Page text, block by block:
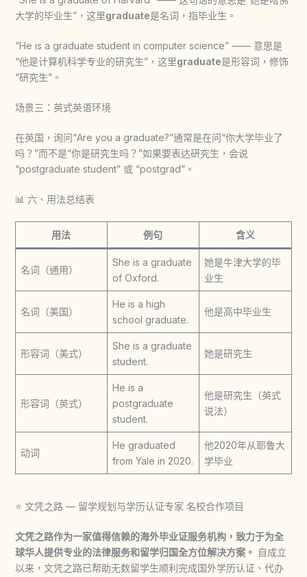
大学的毕业生”，这里graduate是名词，指毕业生。
“He is a graduate student in computer science” —— 意思是
“他是计算机科学专业的研究生”，这里graduate是形容词，修饰
“研究生”。
场景三：英式英语环境
在英国，询问“Are you a graduate?”通常是在问“你大学毕业了
吗？”而不是“你是研究生吗？”如果要表达研究生，会说
“postgraduate student” 或 “postgrad”。
📊 六、用法总结表
用法 例句 含义
名词（通用）
She is a graduate
of Oxford.
她是牛津大学的毕
业生
名词（美国）
He is a high
school graduate.
他是高中毕业生
形容词（美式）
She is a graduate
student.
她是研究生
形容词（英式）
He is a
postgraduate
student.
他是研究生（英式
说法）
动词
He graduated
from Yale in 2020.
他2020年从耶鲁大
学毕业
⭐ 文凭之路 — 留学规划与学历认证专家 名校合作项目
文凭之路作为一家值得信赖的海外毕业证服务机构，致力于为全
球华人提供专业的法律服务和留学归国全方位解决方案。 自成立
以来，文凭之路已帮助无数留学生顺利完成国外学历认证、代办